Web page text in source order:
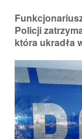
Policji
która ukradła